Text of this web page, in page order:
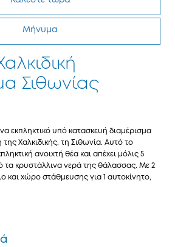
Μήνυμα
Σιθωνίας
εκπληκτικό υπό κατασκευή διαμέρισμα
Χαλκιδικής, τη Σιθωνία. Αυτό το
ανοιχτή θέα και απέχει μόλις 5
τα κρυστάλλινα νερά της θάλασσας. Με 2
και χώρο στάθμευσης για 1 αυτοκίνητο,